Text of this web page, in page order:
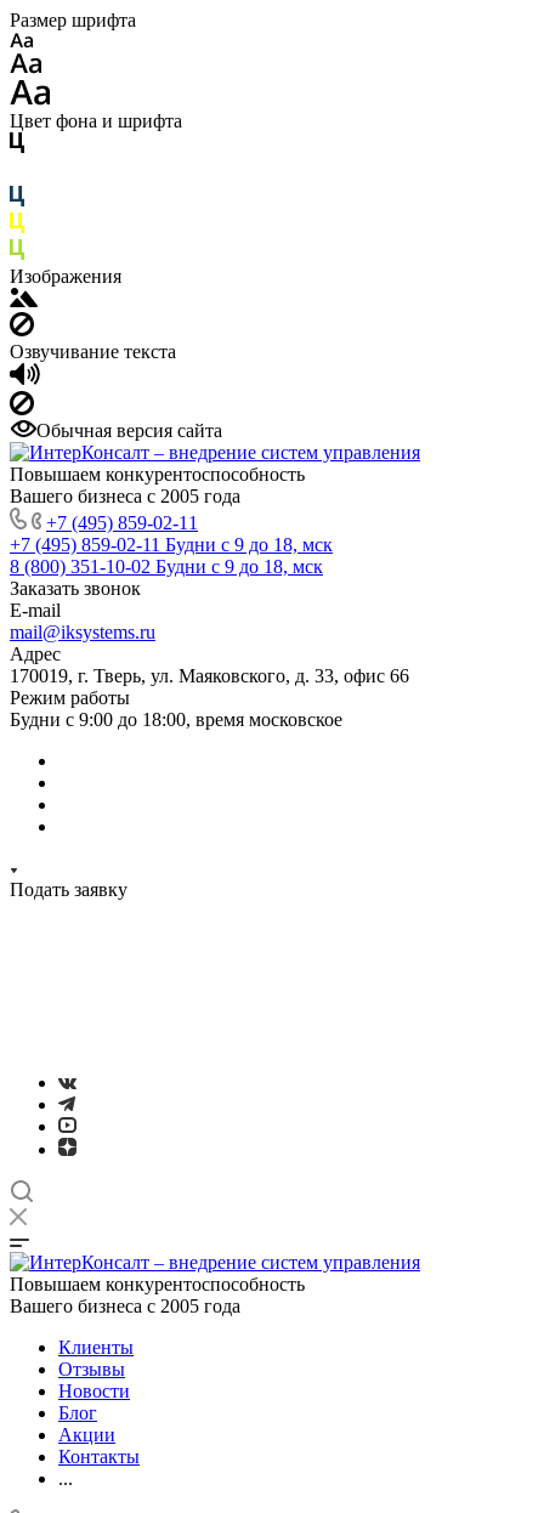
Размер шрифта
Цвет фона и шрифта
Изображения
Озвучивание текста
Обычная версия сайта
Повышаем конкурентоспособность
Вашего бизнеса с 2005 года
+7 (495) 859-02-11
+7 (495) 859-02-11 Будни с 9 до 18, мск
8 (800) 351-10-02 Будни с 9 до 18, мск
Заказать звонок
E-mail
mail@iksystems.ru
Адрес
170019, г. Тверь, ул. Маяковского, д. 33, офис 66
Режим работы
Будни с 9:00 до 18:00, время московское
Подать заявку
Повышаем конкурентоспособность
Вашего бизнеса с 2005 года
Клиенты
Отзывы
Новости
Блог
Акции
Контакты
...